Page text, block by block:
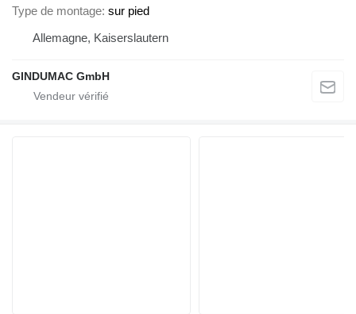
Type de montage sur pied
Allemagne, Kaiserslautern
GINDUMAC GmbH